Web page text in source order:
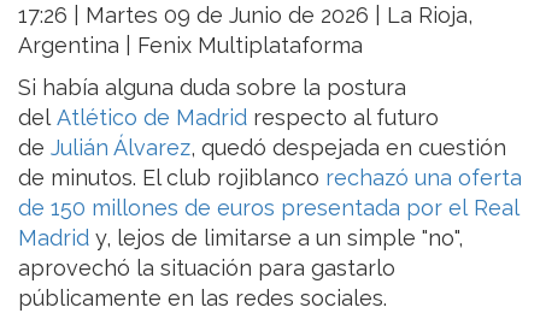
17:26 | Martes 09 de Junio de 2026 | La Rioja,
Argentina | Fenix Multiplataforma
Si había alguna duda sobre la postura
del Atlético de Madrid respecto al futuro
de Julián Álvarez, quedó despejada en cuestión
de minutos. El club rojiblanco rechazó una oferta
de 150 millones de euros presentada por el Real
Madrid y, lejos de limitarse a un simple "no",
aprovechó la situación para gastarlo
públicamente en las redes sociales.